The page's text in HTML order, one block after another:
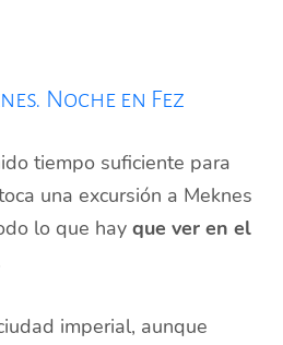
Noche en Fez
tiempo suficiente para
una excursión a Meknes
lo que hayque ver en el
imperial, aunque